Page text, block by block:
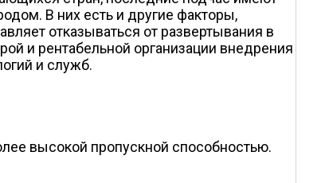
В них есть и другие факторы,
отказываться от развертывания в
и рентабельной организации внедрения
и служб.
высокой пропускной способностью.